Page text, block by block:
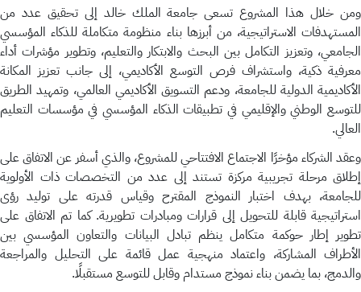
ومن خلال هذا المشروع تسعى جامعة الملك خالد إلى تحقيق عدد من
المستهدفات الاستراتيجية، من أبرزها بناء منظومة متكاملة للذكاء المؤسسي
الجامعي، وتعزيز التكامل بين البحث والابتكار والتعليم، وتطوير مؤشرات أداء
معرفية ذكية، واستشراف فرص التوسع الأكاديمي، إلى جانب تعزيز المكانة
الأكاديمية الدولية للجامعة، ودعم التسويق الأكاديمي العالمي، وتمهيد الطريق
للتوسع الوطني والإقليمي في تطبيقات الذكاء المؤسسي في مؤسسات التعليم
العالي.
وعقد الشركاء مؤخرًا الاجتماع الافتتاحي للمشروع، والذي أسفر عن الاتفاق على
إطلاق مرحلة تجريبية مركزة تستند إلى عدد من التخصصات ذات الأولوية
للجامعة، بهدف اختبار النموذج المقترح وقياس قدرته على توليد رؤى
استراتيجية قابلة للتحويل إلى قرارات ومبادرات تطويرية. كما تم الاتفاق على
تطوير إطار حوكمة متكامل ينظم تبادل البيانات والتعاون المؤسسي بين
الأطراف المشاركة، واعتماد منهجية عمل قائمة على التحليل والمراجعة
والدمج، بما يضمن بناء نموذج مستدام وقابل للتوسع مستقبلًا.